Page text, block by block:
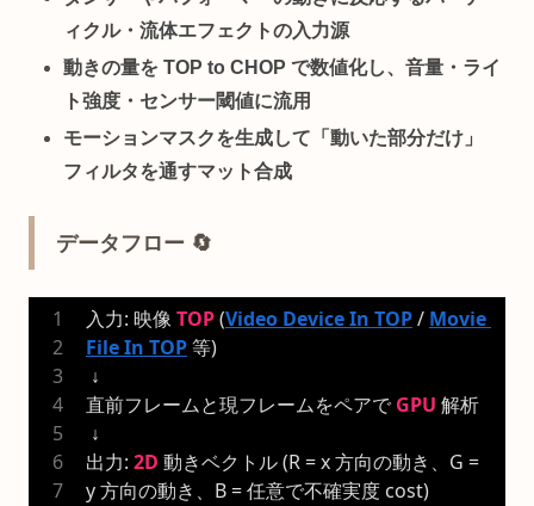
ィクル・流体エフェクトの入力源
動きの量を TOP to CHOP で数値化し、音量・ライ
ト強度・センサー閾値に流用
モーションマスクを生成して「動いた部分だけ」
フィルタを通すマット合成
データフロー 🔄
入力: 映像 TOP (Video Device In TOP / Movie
File In TOP 等)
↓
直前フレームと現フレームをペアで GPU 解析
↓
出力: 2D 動きベクトル (R = x 方向の動き、G =
y 方向の動き、B = 任意で不確実度 cost)